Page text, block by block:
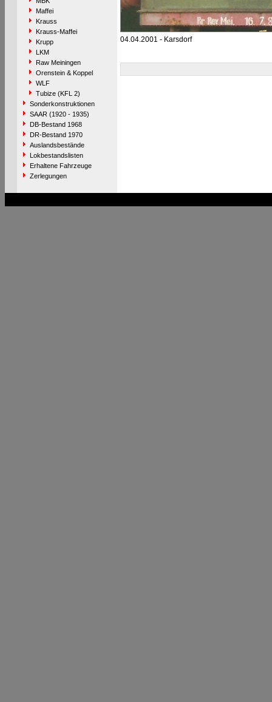
Maffei
Krauss
Krauss-Maffei
Krupp
LKM
Raw Meiningen
Orenstein & Koppel
WLF
Tubize (KFL 2)
Sonderkonstruktionen
SAAR (1920 - 1935)
DB-Bestand 1968
DR-Bestand 1970
Auslandsbestände
Lokbestandslisten
Erhaltene Fahrzeuge
Zerlegungen
04.04.2001 - Karsdorf